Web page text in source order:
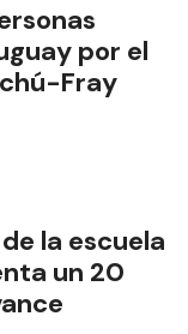
por el
Fray
la escuela
un 20